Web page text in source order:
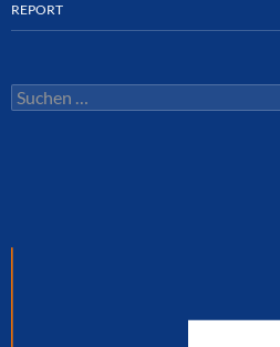
REPORT
Suchen
nach: